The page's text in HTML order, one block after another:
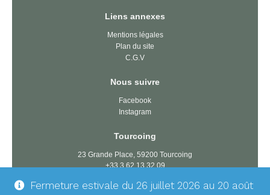
Fermeture estivale du 26 juillet 2026 au 20 août
Liens annexes
Mentions légales
Plan du site
C.G.V
Nous suivre
Facebook
Instagram
Tourcoing
23 Grande Place, 59200 Tourcoing
+33 3 62 13 32 09